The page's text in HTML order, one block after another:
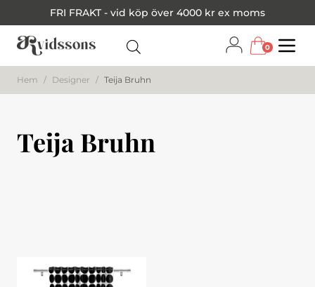
FRI FRAKT - vid köp över 4000 kr ex moms
0
Hem / Designer / Teija Bruhn
Teija Bruhn